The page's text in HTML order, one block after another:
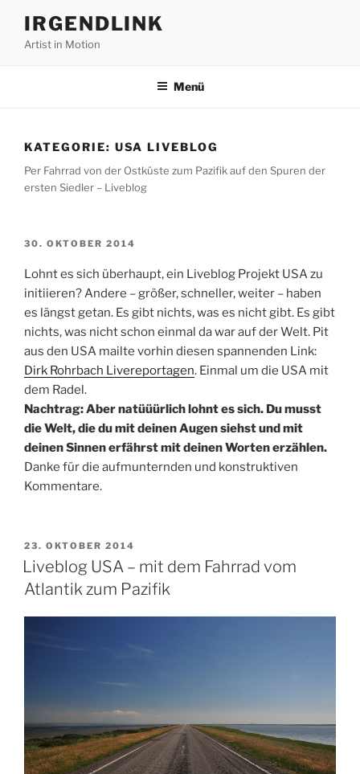
Inhalt
springen
IRGENDLINK
Artist in Motion
Menü
KATEGORIE: USA LIVEBLOG
Per Fahrrad von der Ostküste zum Pazifik auf den Spuren der
ersten Siedler – Liveblog
VERÖFFENTLICHT
30. OKTOBER 2014
Lohnt es sich überhaupt, ein Liveblog Projekt USA zu
initiieren? Andere – größer, schneller, weiter – haben
es längst getan. Es gibt nichts, was es nicht gibt. Es gibt
nichts, was nicht schon einmal da war auf der Welt. Pit
aus den USA mailte vorhin diesen spannenden Link:
Dirk Rohrbach Livereportagen. Einmal um die USA mit
dem Radel.
Nachtrag: Aber natüüürlich lohnt es sich. Du musst
die Welt, die du mit deinen Augen siehst und mit
deinen Sinnen erfährst mit deinen Worten erzählen.
Danke für die aufmunternden und konstruktiven
Kommentare.
VERÖFFENTLICHT
AM
23. OKTOBER 2014
Liveblog USA – mit dem Fahrrad vom
Atlantik zum Pazifik